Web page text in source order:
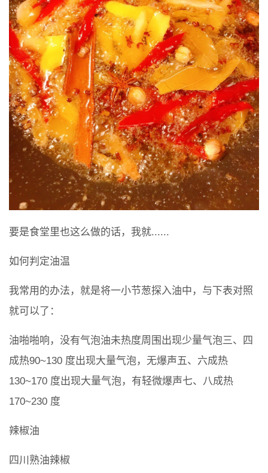
要是食堂里也这么做的话，我就......
如何判定油温
我常用的办法，就是将一小节葱探入油中，与下表对照
就可以了：
油啪啪响，没有气泡油未热度周围出现少量气泡三、四
成热90~130 度出现大量气泡，无爆声五、六成热
130~170 度出现大量气泡，有轻微爆声七、八成热
170~230 度
辣椒油
四川熟油辣椒